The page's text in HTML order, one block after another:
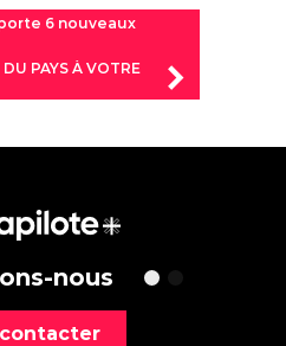
6 nouveaux
PAYS À VOTRE
nous